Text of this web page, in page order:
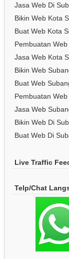
Jasa Web Di
Bikin Web Kota
Buat Web Kota
Pembuatan
Jasa Web Kota
Bikin Web
Buat Web
Pembuatan
Jasa Web
Bikin Web Di
Buat Web Di
Live Traffic
Telp/Chat